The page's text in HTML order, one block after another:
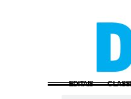
EDITAIS